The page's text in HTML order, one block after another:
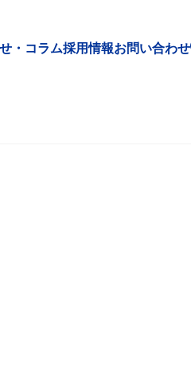
・コラム採用情報お問い合わせ